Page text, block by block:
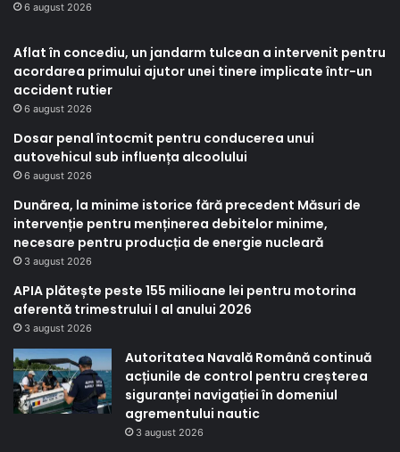
6 august 2026
Aflat în concediu, un jandarm tulcean a intervenit pentru
acordarea primului ajutor unei tinere implicate într-un
accident rutier
6 august 2026
Dosar penal întocmit pentru conducerea unui
autovehicul sub influența alcoolului
6 august 2026
Dunărea, la minime istorice fără precedent Măsuri de
intervenție pentru menținerea debitelor minime,
necesare pentru producția de energie nucleară
3 august 2026
APIA plătește peste 155 milioane lei pentru motorina
aferentă trimestrului I al anului 2026
3 august 2026
Autoritatea Navală Română continuă
acțiunile de control pentru creșterea
siguranței navigației în domeniul
agrementului nautic
3 august 2026